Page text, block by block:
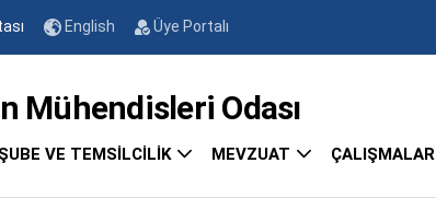
English Üye Portalı
Mühendisleri Odası
ŞUBE VE TEMSİLCİLİK MEVZUAT ÇALIŞMALAR